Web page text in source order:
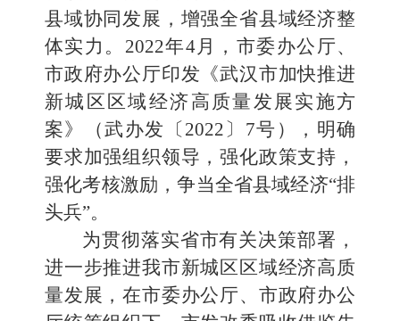
县域协同发展，增强全省县域经济整
体实力。2022年4月，市委办公厅、
市政府办公厅印发《武汉市加快推进
新城区区域经济高质量发展实施方
案》（武办发〔2022〕7号），明确
要求加强组织领导，强化政策支持，
强化考核激励，争当全省县域经济“排
头兵”。
为贯彻落实省市有关决策部署，
进一步推进我市新城区区域经济高质
量发展，在市委办公厅、市政府办公